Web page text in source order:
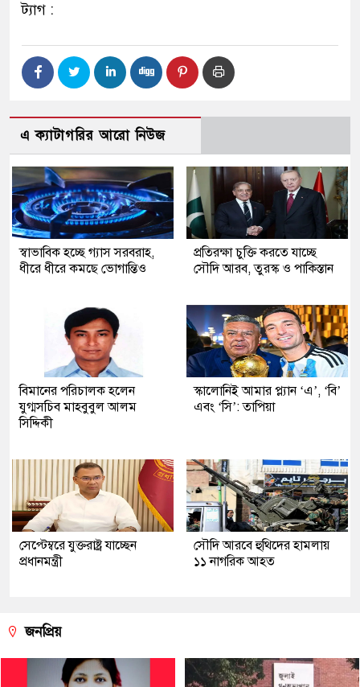
ট্যাগ :
এ ক্যাটাগরির আরো নিউজ
স্বাভাবিক হচ্ছে গ্যাস সরবরাহ,
ধীরে ধীরে কমছে ভোগান্তিও
প্রতিরক্ষা চুক্তি করতে যাচ্ছে
সৌদি আরব, তুরস্ক ও পাকিস্তান
বিমানের পরিচালক হলেন
যুগ্মসচিব মাহবুবুল আলম
সিদ্দিকী
স্কালোনিই আমার প্ল্যান ‘এ’, ‘বি’
এবং ‘সি’: তাপিয়া
সেপ্টেম্বরে যুক্তরাষ্ট্র যাচ্ছেন
প্রধানমন্ত্রী
সৌদি আরবে হুথিদের হামলায়
১১ নাগরিক আহত
জনপ্রিয়